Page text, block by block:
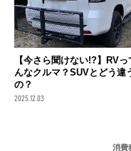
【今さら聞けない!?】RVっ
んなクルマ？SUVとどう違
の？
2025.12.03
消費